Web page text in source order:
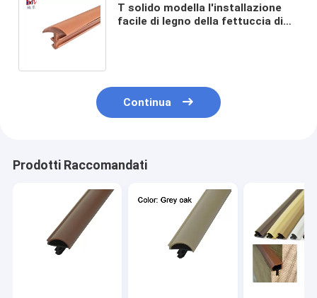
T solido modella l'installazione
facile di legno della fettuccia di
Continua
Prodotti Raccomandati